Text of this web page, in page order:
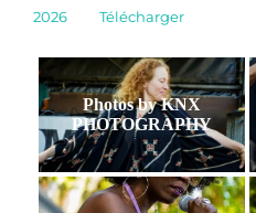
2026
Télécharger
Photos by KNX
PHOTOGRAPHY